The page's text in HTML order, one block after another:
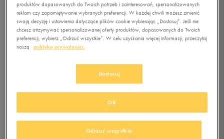
NIKE KURTKA CASCADE
DOWN JACKET
0.0 ( )
KLUBIE 50 STYLE
Produkt niedostępny
Jeśli artykuł będzie ponownie dostępny, otrzymasz od nas powiadomienie.
produktów dopasowanych do Twoich potrzeb i zainteresowań, spersonalizowanych
reklam czy zapamiętywanie wybranych preferencji. W każdej chwili możesz zmienić
swoją decyzję i ustawienia dotyczące plików cookie wybierając „Dostosuj”. Jeśli nie
chcesz otrzymywać spersonalizowanej oferty produktów, dopasowanych do Twoich
preferencji, wybierz „Odrzuć wszystkie”. W celu uzyskania więcej informacji, przeczytaj
naszą
politykę prywatności.
Dostosuj
Odrzuć wszystkie
OK